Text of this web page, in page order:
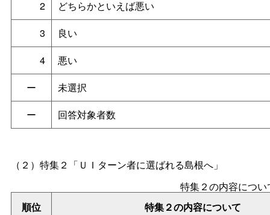
2
どちらかといえば悪い
3
良い
4
悪い
ー
未選択
ー
回答対象者数
（２） 特集２「ＵＩ ターン者に選ばれる島根へ」
順位 特集２の内容について
特集２の内容につい